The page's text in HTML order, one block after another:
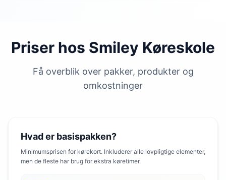
Priser hos Smiley Køreskole
Få overblik over pakker, produkter og
omkostninger
Hvad er basispakken?
Minimumsprisen for kørekort. Inkluderer alle lovpligtige elementer,
men de fleste har brug for ekstra køretimer.